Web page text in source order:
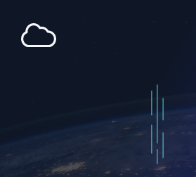
content